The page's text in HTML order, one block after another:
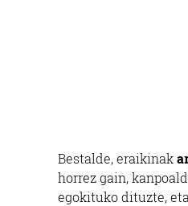
Bestalde, eraikinak
horrez gain,
egokituko dituzte,